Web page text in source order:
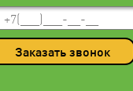
Заказать звонок